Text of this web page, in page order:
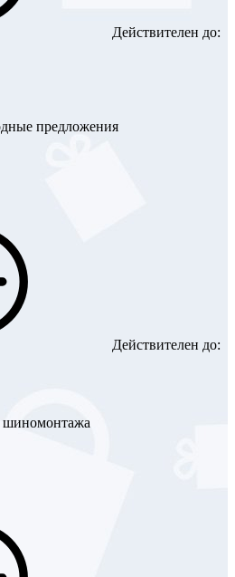
Действителен до:
предложения
Действителен до:
шиномонтажа